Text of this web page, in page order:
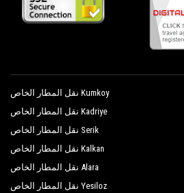
والحافلات الصغيرة المتطلبات
54 شخصًا. تخضع المركبات التي يتم
بانتظام إلى التقييمات الدورية
Kumkoy نقل المطار الخاص
Kadriye نقل المطار الخاص
Serik نقل المطار الخاص
Kalkan نقل المطار الخاص
Alara نقل المطار الخاص
Yesiloz نقل المطار الخاص